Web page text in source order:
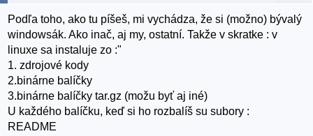
Podľa toho, ako tu píšeš, mi vychádza, že si (možno) bývalý
windowsák. Ako inač, aj my, ostatní. Takže v skratke : v
linuxe sa instaluje zo :"
1. zdrojové kody
2.binárne balíčky
3.binárne balíčky tar.gz (možu byť aj iné)
U každého balíčku, keď si ho rozbalíš su subory :
README